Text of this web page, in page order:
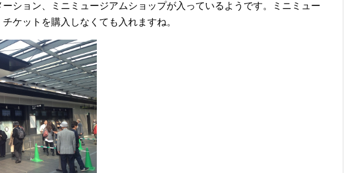
ション、ミニミュージアムショップが入っているようです。ミニミュー
ケットを購入しなくても入れますね。